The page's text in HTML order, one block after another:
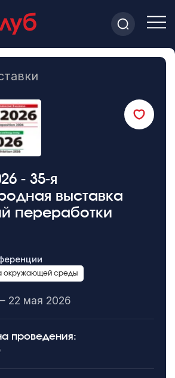
- 35-я
выставка
переработки
окружающей среды
22 мая 2026
проведения: